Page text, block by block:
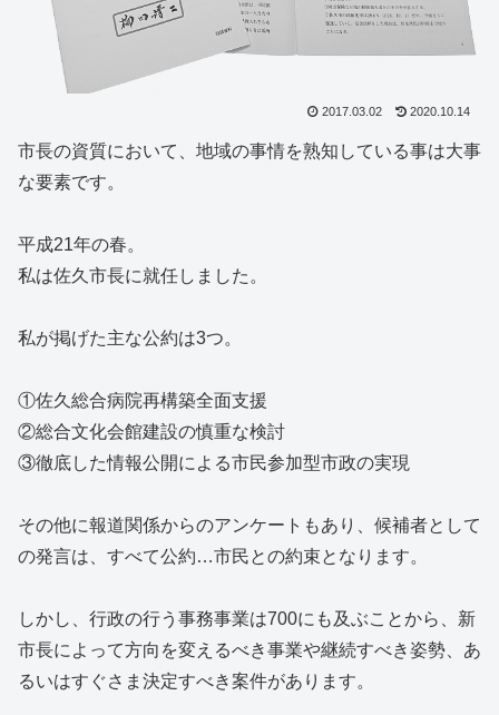
2017.03.02 2020.10.14
市長の資質において、地域の事情を熟知している事は大事
な要素です。
平成21年の春。
私は佐久市長に就任しました。
私が掲げた主な公約は3つ。
①佐久総合病院再構築全面支援
②総合文化会館建設の慎重な検討
③徹底した情報公開による市民参加型市政の実現
その他に報道関係からのアンケートもあり、候補者として
の発言は、すべて公約…市民との約束となります。
しかし、行政の行う事務事業は700にも及ぶことから、新
市長によって方向を変えるべき事業や継続すべき姿勢、あ
るいはすぐさま決定すべき案件があります。